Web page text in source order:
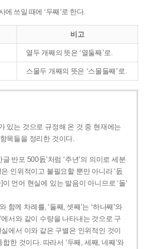
에 쓰일 때에 ‘두째’로 한다.
비고
열두 개째의 뜻은 ‘열둘째’로.
스물두 개째의 뜻은 ‘스물둘째’로.
있는 것으로 규정해 온 것 중 현재에는
목들을 정리한 것이다.
글 반포 500돐’처럼 ‘주년’의 의미로 세분
인위적이고 불필요할 뿐만 아니라 ‘돐
언어 현실에 있는 발음이 아니므로 ‘돌’
함께 차례를, ‘둘째, 셋째’는 ‘하나째’와
에서와 같이 수량을 나타내는 것으로 구
에서 이와 같은 구별은 인위적인 것이
합한 것이다. 따라서 ‘두째, 세째, 네째’와